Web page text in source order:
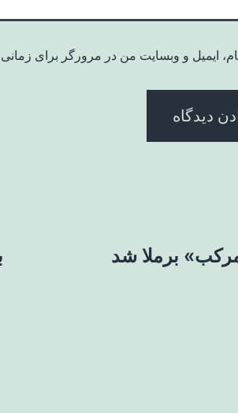
ایمیل و وبسایت من در مرورگر برای
برملا شد